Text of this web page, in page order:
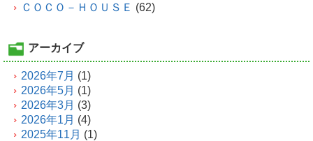
ＣＯＣＯ－ＨＯＵＳＥ (62)
アーカイブ
2026年7月 (1)
2026年5月 (1)
2026年3月 (3)
2026年1月 (4)
2025年11月 (1)